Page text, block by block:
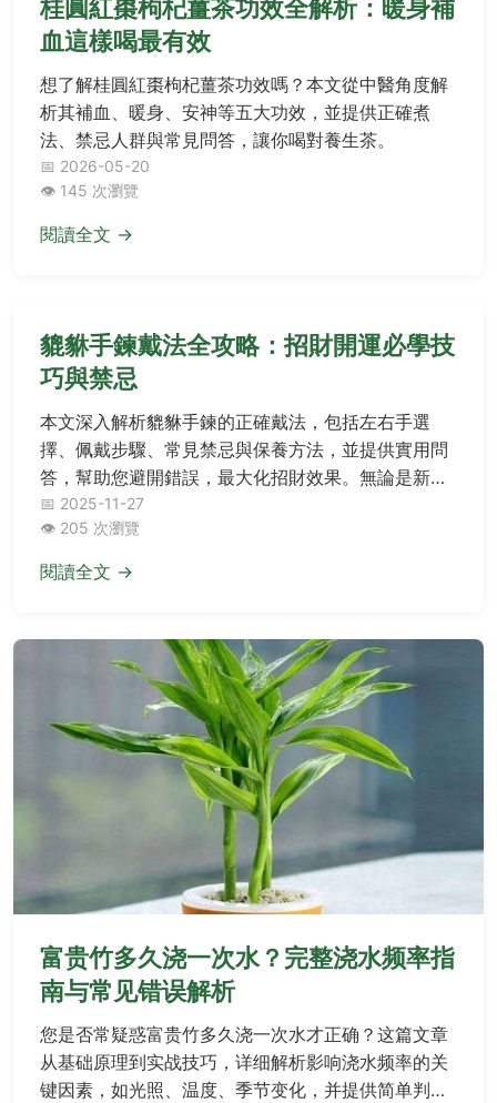
桂圓紅棗枸杞薑茶功效全解析：暖身補
血這樣喝最有效
想了解桂圓紅棗枸杞薑茶功效嗎？本文從中醫角度解
析其補血、暖身、安神等五大功效，並提供正確煮
法、禁忌人群與常見問答，讓你喝對養生茶。
📅 2026-05-20
貔貅手鍊戴法全攻略：招財開運必學技
巧與禁忌
本文深入解析貔貅手鍊的正確戴法，包括左右手選
擇、佩戴步驟、常見禁忌與保養方法，並提供實用問
答，幫助您避開錯誤，最大化招財效果。無論是新手
還是收藏家，都能找到完整指南。
📅 2025-11-27
👁️ 205 次瀏覽
富贵竹多久浇一次水？完整浇水频率指
南与常见错误解析
您是否常疑惑富贵竹多久浇一次水才正确？这篇文章